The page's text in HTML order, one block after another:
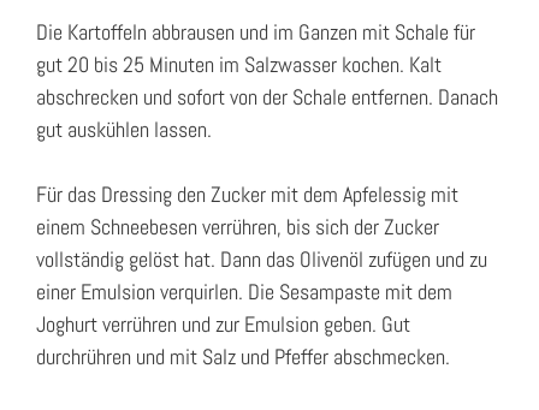
Die Kartoffeln abbrausen und im Ganzen mit Schale für
gut 20 bis 25 Minuten im Salzwasser kochen. Kalt
abschrecken und sofort von der Schale entfernen. Danach
gut auskühlen lassen.
Für das Dressing den Zucker mit dem Apfelessig mit
einem Schneebesen verrühren, bis sich der Zucker
vollständig gelöst hat. Dann das Olivenöl zufügen und zu
einer Emulsion verquirlen. Die Sesampaste mit dem
Joghurt verrühren und zur Emulsion geben. Gut
durchrühren und mit Salz und Pfeffer abschmecken.